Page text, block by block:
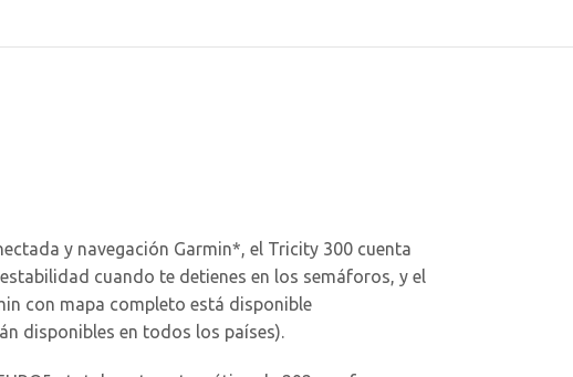
y navegación Garmin*, el Tricity 300 cuenta
cuando te detienes en los semáforos, y el
con mapa completo está disponible
disponibles en todos los países).